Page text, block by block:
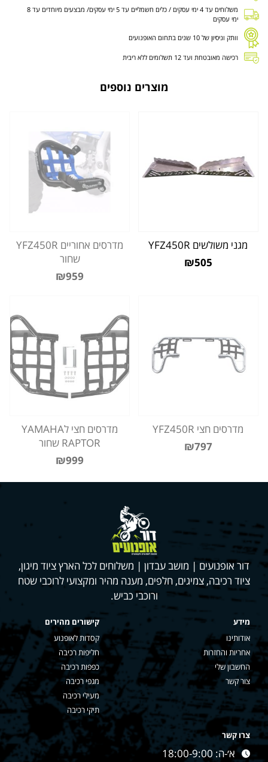
משלוחים עד 4 ימי עסקים / כלים חשמליים עד 5 ימי עסקים/ מבצעים מיוחדים עד 8
ימי עסקים
וותק וניסיון של 10 שנים בתחום האופנועים
רכישה מאובטחת ועד 12 תשלומים ללא ריבית
מוצרים נוספים
מגני משולשים YFZ450R
₪505
מדרסים אחוריים YFZ450R
שחור
₪959
מדרסים חצי YFZ450R
₪797
מדרסים חצי לYAMAHA
RAPTOR שחור
₪999
דור אופנועים | מושב עבדון | משלוחים לכל הארץ ציוד מיגון,
ציוד רכיבה, צמיגים, חלפים, מענה מהיר ומקצועי לרוכבי שטח
ורוכבי כביש.
מידע
אודותינו
אחריות והחזרות
החשבון שלי
צור קשר
קישורים מהירים
קסדות לאופנוע
חליפות רכיבה
כפפות רכיבה
מגפי רכיבה
מעילי רכיבה
תיקי רכיבה
צרו קשר
א׳-ה: 18:00-9:00